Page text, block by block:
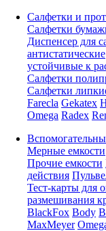
Салфетки и
Салфетки
Диспенсер для
антистатические
устойчивые к
Салфетки
Салфетки
Farecla Gekatex
Omega Radex
Мерные емкости
Прочие емкости
действия
Тест-карты для
размешивания
BlackFox Body
MaxMeyer